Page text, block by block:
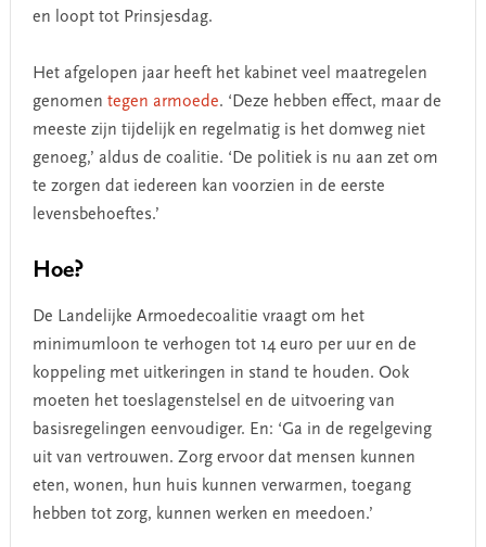
en loopt tot Prinsjesdag.
Het afgelopen jaar heeft het kabinet veel maatregelen
genomen tegen armoede. ‘Deze hebben effect, maar de
meeste zijn tijdelijk en regelmatig is het domweg niet
genoeg,’ aldus de coalitie. ‘De politiek is nu aan zet om
te zorgen dat iedereen kan voorzien in de eerste
levensbehoeftes.’
Hoe?
De Landelijke Armoedecoalitie vraagt om het
minimumloon te verhogen tot 14 euro per uur en de
koppeling met uitkeringen in stand te houden. Ook
moeten het toeslagenstelsel en de uitvoering van
basisregelingen eenvoudiger. En: ‘Ga in de regelgeving
uit van vertrouwen. Zorg ervoor dat mensen kunnen
eten, wonen, hun huis kunnen verwarmen, toegang
hebben tot zorg, kunnen werken en meedoen.’